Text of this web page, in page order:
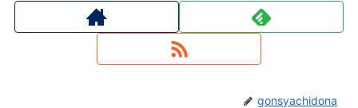
gonsyachidona